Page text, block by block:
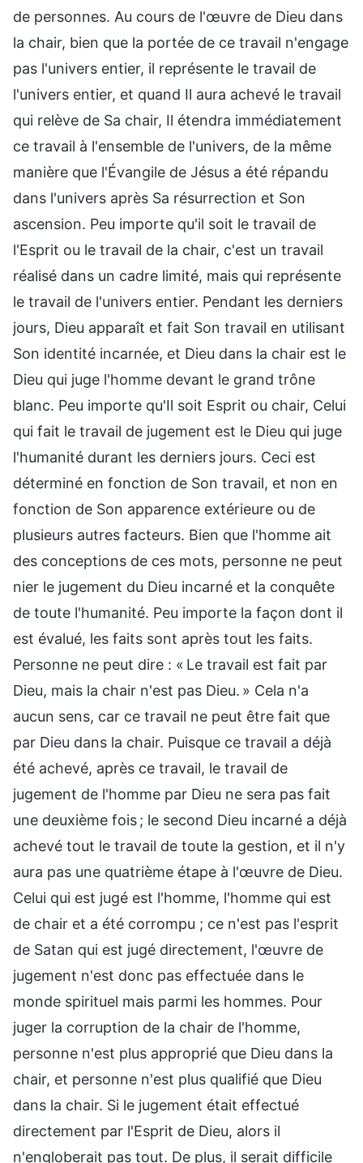
de personnes. Au cours de l'œuvre de Dieu dans
la chair, bien que la portée de ce travail n'engage
pas l'univers entier, il représente le travail de
l'univers entier, et quand Il aura achevé le travail
qui relève de Sa chair, Il étendra immédiatement
ce travail à l'ensemble de l'univers, de la même
manière que l'Évangile de Jésus a été répandu
dans l'univers après Sa résurrection et Son
ascension. Peu importe qu'il soit le travail de
l'Esprit ou le travail de la chair, c'est un travail
réalisé dans un cadre limité, mais qui représente
le travail de l'univers entier. Pendant les derniers
jours, Dieu apparaît et fait Son travail en utilisant
Son identité incarnée, et Dieu dans la chair est le
Dieu qui juge l'homme devant le grand trône
blanc. Peu importe qu'Il soit Esprit ou chair, Celui
qui fait le travail de jugement est le Dieu qui juge
l'humanité durant les derniers jours. Ceci est
déterminé en fonction de Son travail, et non en
fonction de Son apparence extérieure ou de
plusieurs autres facteurs. Bien que l'homme ait
des conceptions de ces mots, personne ne peut
nier le jugement du Dieu incarné et la conquête
de toute l'humanité. Peu importe la façon dont il
est évalué, les faits sont après tout les faits.
Personne ne peut dire : « Le travail est fait par
Dieu, mais la chair n'est pas Dieu. » Cela n'a
aucun sens, car ce travail ne peut être fait que
par Dieu dans la chair. Puisque ce travail a déjà
été achevé, après ce travail, le travail de
jugement de l'homme par Dieu ne sera pas fait
une deuxième fois ; le second Dieu incarné a déjà
achevé tout le travail de toute la gestion, et il n'y
aura pas une quatrième étape à l'œuvre de Dieu.
Celui qui est jugé est l'homme, l'homme qui est
de chair et a été corrompu ; ce n'est pas l'esprit
de Satan qui est jugé directement, l'œuvre de
jugement n'est donc pas effectuée dans le
monde spirituel mais parmi les hommes. Pour
juger la corruption de la chair de l'homme,
personne n'est plus approprié que Dieu dans la
chair, et personne n'est plus qualifié que Dieu
dans la chair. Si le jugement était effectué
directement par l'Esprit de Dieu, alors il
n'engloberait pas tout. De plus, il serait difficile